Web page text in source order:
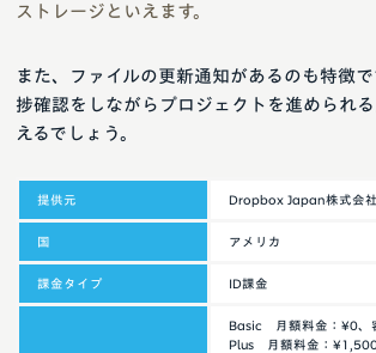
ストレージといえます。
また、ファイルの更新通知があるのも特徴
捗確認をしながらプロジェクトを進められ
えるでしょう。
提供元 Dropbox Japan株式会社
国 アメリカ
課金タイプ ID課金
Basic 月額料金：¥0、
Plus 月額料金：